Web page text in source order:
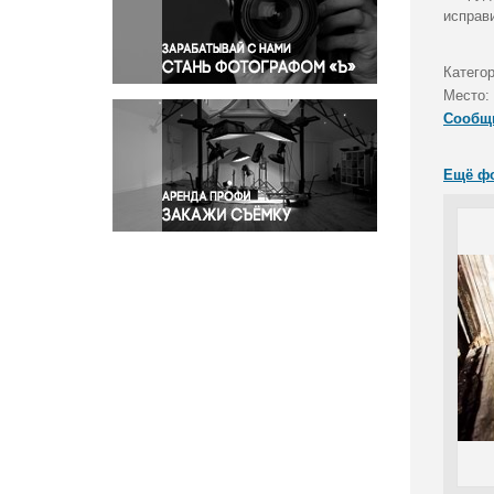
Правосудие
Происшествия и конфликты
Религия
Светская жизнь
Спорт
Экология
Экономика и бизнес
Место:
Ещё